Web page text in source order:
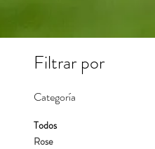
Filtrar por
Categoría
Todos
Rose